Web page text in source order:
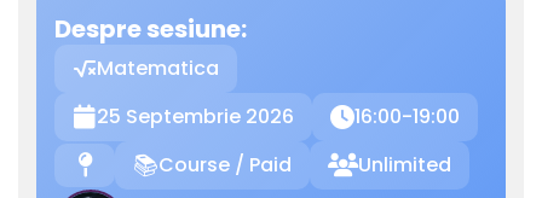
Despre sesiune:
Matematica
25 Septembrie 2026 16:00-19:00
📍 📚Course / Paid Unlimited